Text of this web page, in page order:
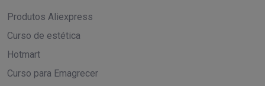
Produtos Aliexpress
Curso de estética
Hotmart
Curso para Emagrecer